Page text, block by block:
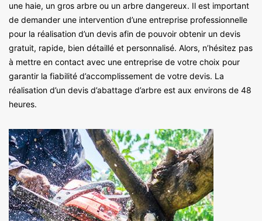
une haie, un gros arbre ou un arbre dangereux. Il est important
de demander une intervention d’une entreprise professionnelle
pour la réalisation d’un devis afin de pouvoir obtenir un devis
gratuit, rapide, bien détaillé et personnalisé. Alors, n’hésitez pas
à mettre en contact avec une entreprise de votre choix pour
garantir la fiabilité d’accomplissement de votre devis. La
réalisation d’un devis d’abattage d’arbre est aux environs de 48
heures.